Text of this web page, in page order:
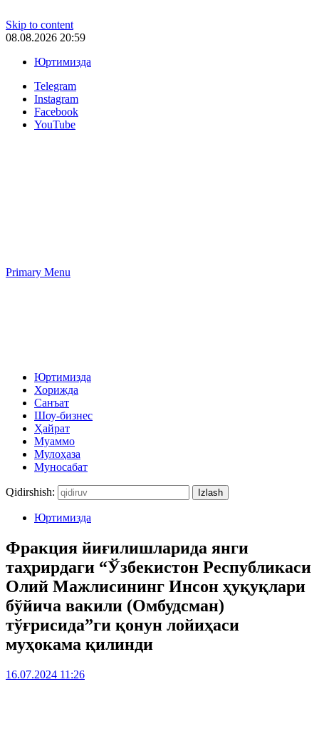
Skip to content
08.08.2026 20:59
Юртимизда
Telegram
Instagram
Facebook
YouTube
Primary Menu
Юртимизда
Хорижда
Санъат
Шоу-бизнес
Ҳайрат
Муаммо
Мулоҳаза
Муносабат
Qidirshish:
Юртимизда
Фракция йиғилишларида янги
таҳрирдаги “Ўзбекистон Республикаси
Олий Мажлисининг Инсон ҳуқуқлари
бўйича вакили (Омбудсман)
тўғрисида”ги қонун лойиҳаси
муҳокама қилинди
16.07.2024 11:26